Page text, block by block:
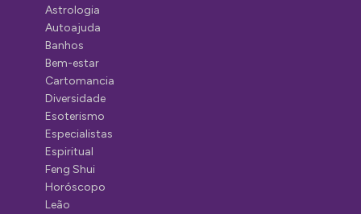
Astrologia
Autoajuda
Banhos
Bem-estar
Cartomancia
Diversidade
Esoterismo
Especialistas
Espiritual
Feng Shui
Horóscopo
Leão